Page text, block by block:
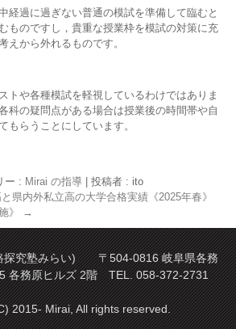
経過に過ぎない普通の模試を準備して臨むと
ものですし，貴重な授業枠を模試の対策に充
えから外れるものです。
トや各種模試を軽視しているわけではありま
科の疑問点がある場合は授業後の時間帯や自
もらうことにしています。
ー : Mirai の指導
投稿者 : ito
県内外私立高の大学合格実績《2025年春》
》
→
探究塾みらい) 〒504-0816 岐阜県各務
各務原ヒルズ 2階 TEL. 058-372-2731
2015- Mirai, All rights reserved.